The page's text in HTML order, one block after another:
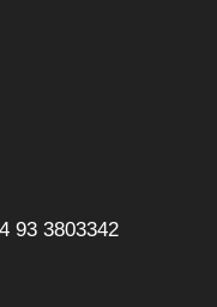
93 3803342